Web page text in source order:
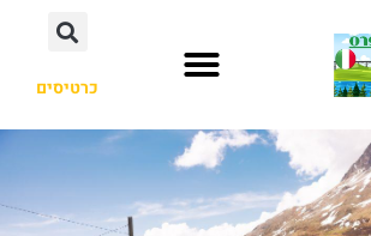
כרטיסים